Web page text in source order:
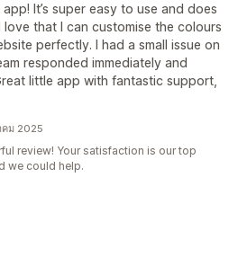
It’s super easy to use and does
that I can customise the colours
perfectly. I had a small issue on
responded immediately and
little app with fantastic support,
คม 2025
review! Your satisfaction is our top
we could help.